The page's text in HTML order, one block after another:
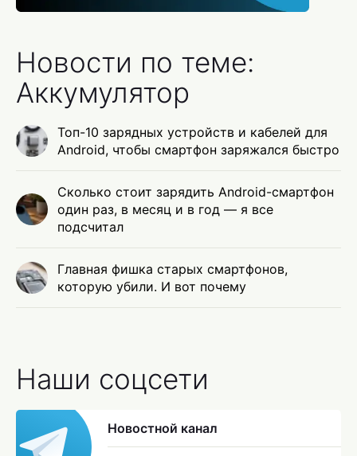
Новости по теме:
Аккумулятор
Топ-10 зарядных устройств и кабелей для
Android, чтобы смартфон заряжался быстро
Сколько стоит зарядить Android-смартфон
один раз, в месяц и в год — я все
подсчитал
Главная фишка старых смартфонов,
которую убили. И вот почему
Наши соцсети
Новостной канал